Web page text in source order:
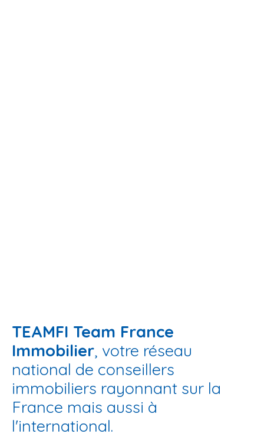
TEAMFI Team France
Immobilier, votre réseau
national de conseillers
immobiliers rayonnant sur la
France mais aussi à
l'international.